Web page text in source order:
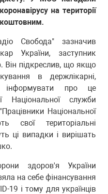
на території
Свобода" зазначив
України, заступник
підкреслив, що якщо
в держлікарні,
інформувати про це
Національної служби
Національної
свої територіальні
ці випадки і вирішать
здоров'я України
на себе фінансування
19 і тому для українців